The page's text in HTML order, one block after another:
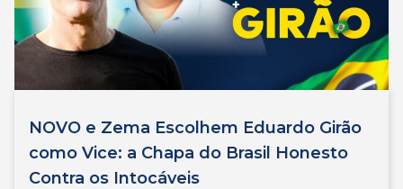
NOVO e Zema Escolhem Eduardo Girão
como Vice: a Chapa do Brasil Honesto
Contra os Intocáveis